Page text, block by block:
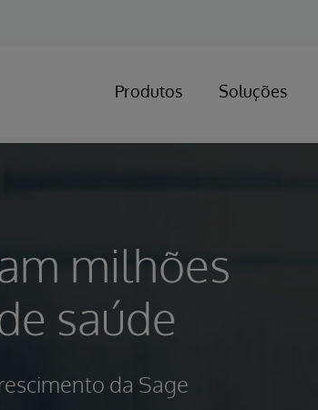
Produtos Soluções
milhões
saúde
da Sage